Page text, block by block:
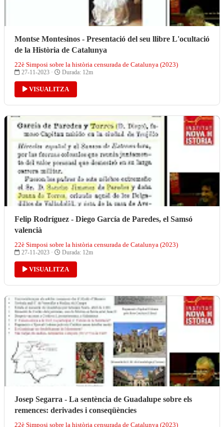
Montse Montesinos - Presentació del seu llibre L'ocultació
de la Història de Catalunya
22è Simposi sobre la història censurada de Catalunya (2023)
27-11-2023 · Durada: 12m
VISUALITZA
Felip Rodríguez - Diego García de Paredes, el Samsó
valencià
22è Simposi sobre la història censurada de Catalunya (2023)
27-11-2023 · Durada: 12m
VISUALITZA
Josep Segarra - La sentència de Guadalupe sobre els
remences: derivades i conseqüències
22è Simposi sobre la història censurada de Catalunya (2023)